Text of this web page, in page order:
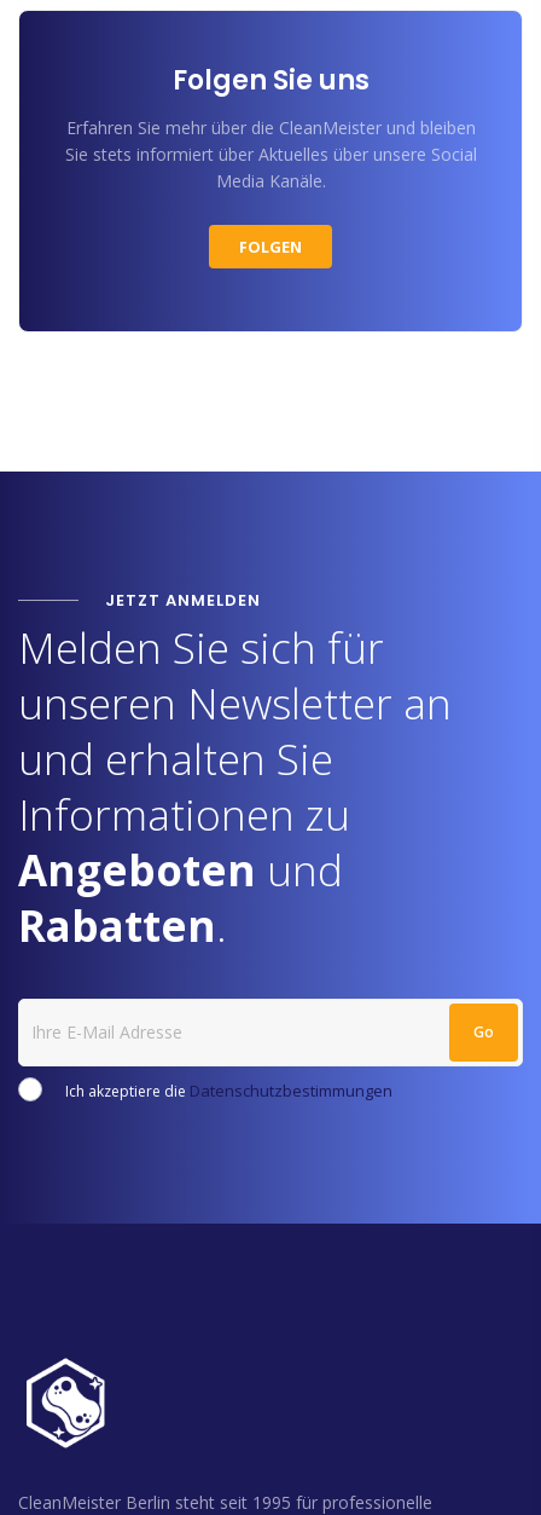
Folgen Sie uns
Erfahren Sie mehr über die CleanMeister und bleiben
Sie stets informiert über Aktuelles über unsere Social
Media Kanäle.
FOLGEN
JETZT ANMELDEN
Melden Sie sich für
unseren Newsletter an
und erhalten Sie
Informationen zu
Angeboten und
Rabatten.
Ich akzeptiere die Datenschutzbestimmungen
CleanMeister Berlin steht seit 1995 für professionelle